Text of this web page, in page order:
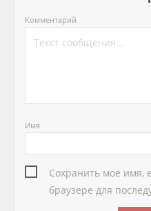
Комментарий
Имя
Сохранить моё имя,
браузере для